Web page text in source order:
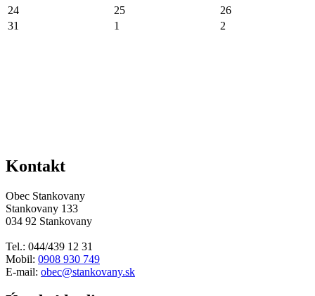
24 25
26
31
1 2
Kontakt
Obec Stankovany
Stankovany 133
034 92 Stankovany
Tel.: 044/439 12 31
Mobil: 0908 930 749
E-mail: obec@stankovany.sk